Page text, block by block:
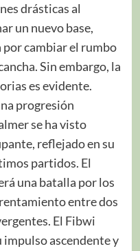
drásticas al
un nuevo base,
cambiar el rumbo
Sin embargo, la
es evidente.
progresión
se ha visto
reflejado en su
partidos. El
una batalla por los
entre dos
El Fibwi
impulso ascendente y